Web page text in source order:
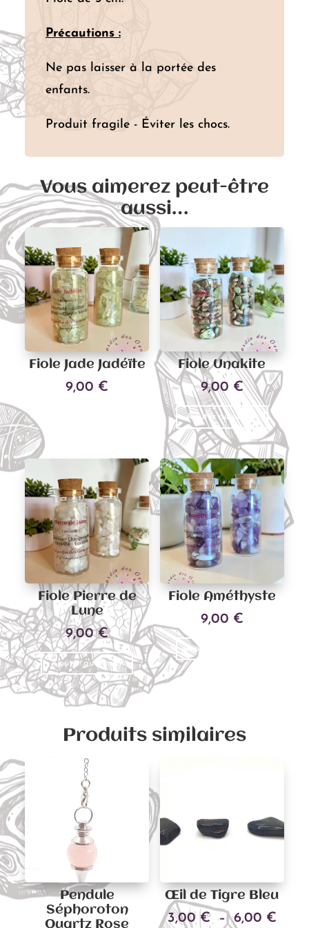
Précautions :
Ne pas laisser à la portée des
enfants.
Produit fragile - Éviter les chocs.
Vous aimerez peut-être
aussi…
Fiole Jade Jadéïte
9,00 €
Fiole Unakite
9,00 €
Ajouter au panier
Fiole Pierre de
Lune
9,00€
Ajouter au panier
Fiole Améthyste
9,00 €
Ajouter au panier
Produits similaires
Pendule
Séphoroton
Quartz Rose
Œil de Tigre Bleu
3,00 € – 6,00 €